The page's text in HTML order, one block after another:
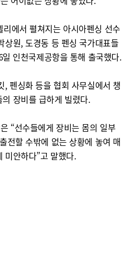
에서 펼쳐지는 아시아펜싱 선수
상원, 도경동 등 펜싱 국가대표들
일 인천국제공항을 통해 출국했다.
, 펜싱화 등을 협회 사무실에서 챙
장비를 급하게 빌렸다.
“선수들에게 장비는 몸의 일부
전할 수밖에 없는 상황에 놓여 매
미안하다”고 말했다.